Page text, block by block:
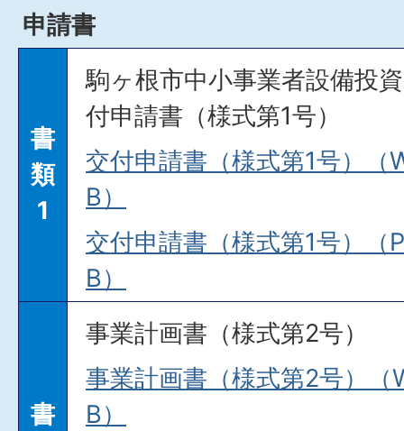
申請書
書
類
1
駒ヶ根市中小事業者設備投
付申請書（様式第1号）
交付申請書（様式第1号）
B）
交付申請書（様式第1号）（
B）
書
事業計画書（様式第2号）
事業計画書（様式第2号）
B）